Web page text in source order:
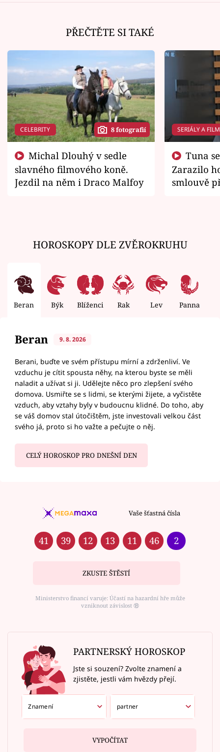
PŘEČTĚTE SI TAKÉ
CELEBRITY 8 fotografií
slavného filmového koně.
Jezdil na něm i Draco Malfoy
SERIÁLY A
Zarazilo
smlouvě
HOROSKOPY DLE ZVĚROKRUHU
Beran Býk Blíženci Rak Lev Panna
Beran 9. 8. 2026
Berani, buďte ve svém přístupu mírní a zdrženliví. Ve
vzduchu je cítit spousta něhy, na kterou byste se měli
naladit a užívat si ji. Udělejte něco pro zlepšení svého
domova. Usmiřte se s lidmi, se kterými žijete, a vyčistěte
vzduch, aby vztahy byly v budoucnu klidné. Do toho, aby
se váš domov stal útočištěm, jste investovali velkou část
svého já, proto si ho važte a pečujte o něj.
CELÝ HOROSKOP PRO DNEŠNÍ DEN
Vaše šťastná čísla
41 39 12 13 11 46 2
ZKUSTE ŠTĚSTÍ
Ministerstvo financí varuje: Účastí na hazardní hře může
vzniknout závislost ⑱
PARTNERSKÝ HOROSKOP
Jste si souzení? Zvolte znamení a
zjistěte, jestli vám hvězdy přejí.
VYPOČÍTAT